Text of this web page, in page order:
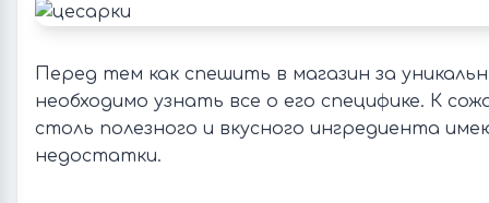
Перед тем как спешить в магазин за
необходимо узнать все о его специфике. К
столь полезного и вкусного ингредиента
недостатки.